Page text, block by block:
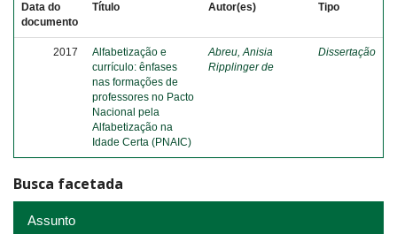
Data do
documento
Título Autor(es) Tipo
2017
Alfabetização e
currículo: ênfases
nas formações de
professores no Pacto
Nacional pela
Alfabetização na
Idade Certa (PNAIC)
Abreu, Anisia
Ripplinger de
Dissertação
Busca facetada
Assunto